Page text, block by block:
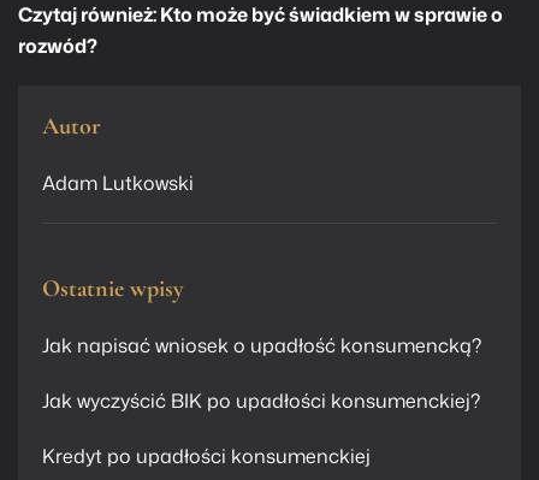
Czytaj również:Kto może być świadkiem w sprawie o
rozwód?
Autor
Adam Lutkowski
Ostatnie wpisy
Jak napisać wniosek o upadłość konsumencką?
Jak wyczyścić BIK po upadłości konsumenckiej?
Kredyt po upadłości konsumenckiej